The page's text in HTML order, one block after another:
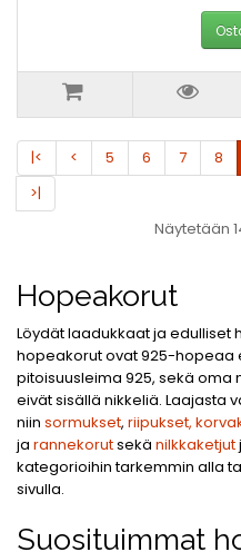
|< < 5 6 7 8
>|
Näytetään
Hopeakorut
Löydät laadukkaat ja edulliset
hopeakorut ovat 925-hopeaa
pitoisuusleima 925, sekä oma
eivät sisällä nikkeliä. Laajasta
niin sormukset, riipukset,
ja rannekorutsekä nilkkaketjut
kategorioihin tarkemmin alla
sivulla.
Suosituimmat